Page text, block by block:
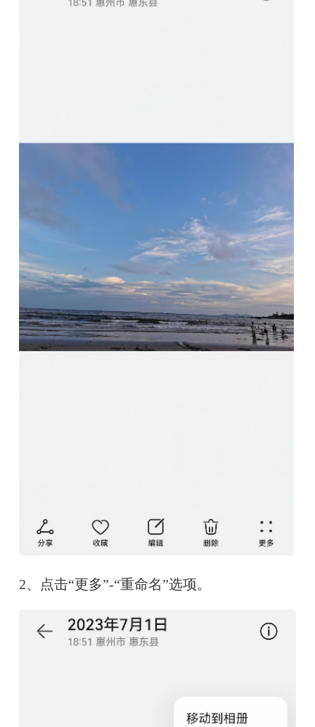
2、点击“更多”-“重命名”选项。